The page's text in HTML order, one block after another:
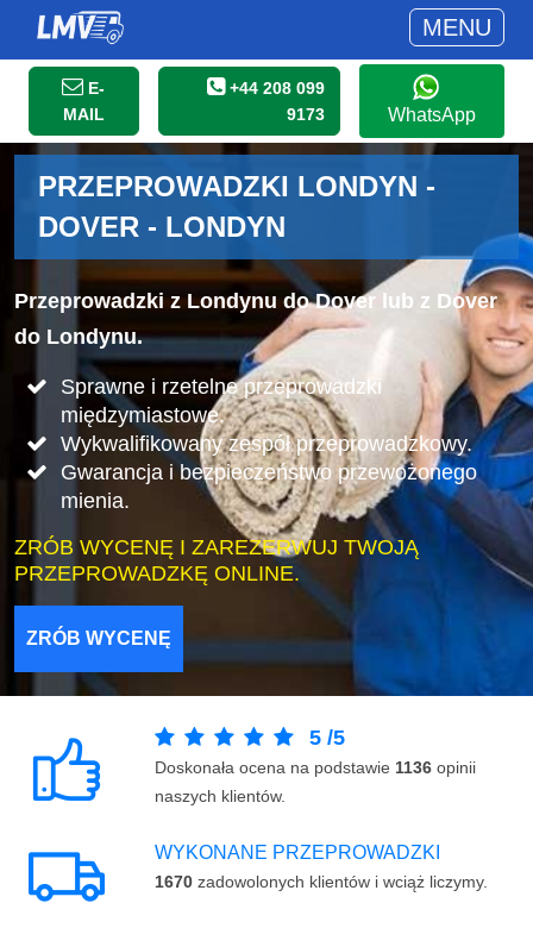
MENU
E-
MAIL
+44 208 099
9173
WhatsApp
PRZEPROWADZKI LONDYN -
DOVER - LONDYN
Przeprowadzki z Londynu do Dover lub z Dover
do Londynu.
Sprawne i rzetelne przeprowadzki
międzymiastowe.
Wykwalifikowany zespół przeprowadzkowy.
Gwarancja i bezpieczeństwo przewożonego
mienia.
ZRÓB WYCENĘ I ZAREZERWUJ TWOJĄ
PRZEPROWADZKĘ ONLINE.
ZRÓB WYCENĘ
5 /5
Doskonała ocena na podstawie 1136 opinii
naszych klientów.
WYKONANE PRZEPROWADZKI
1670 zadowolonych klientów i wciąż liczymy.